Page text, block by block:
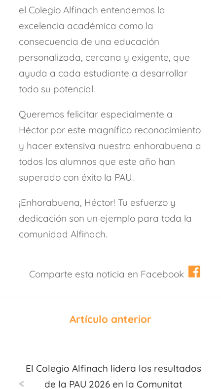
el Colegio Alfinach entendemos la
excelencia académica como la
consecuencia de una educación
personalizada, cercana y exigente, que
ayuda a cada estudiante a desarrollar
todo su potencial.
Queremos felicitar especialmente a
Héctor por este magnífico reconocimiento
y hacer extensiva nuestra enhorabuena a
todos los alumnos que este año han
superado con éxito la PAU.
¡Enhorabuena, Héctor! Tu esfuerzo y
dedicación son un ejemplo para toda la
comunidad Alfinach.
Comparte esta noticia en Facebook
Artículo anterior
El Colegio Alfinach lidera los resultados
de la PAU 2026 en la Comunitat